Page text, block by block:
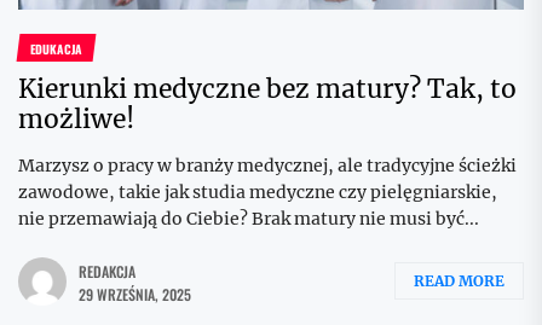
EDUKACJA
Kierunki medyczne bez matury? Tak, to
możliwe!
Marzysz o pracy w branży medycznej, ale tradycyjne ścieżki
zawodowe, takie jak studia medyczne czy pielęgniarskie,
nie przemawiają do Ciebie? Brak matury nie musi być...
REDAKCJA
29 WRZEŚNIA, 2025
READ MORE